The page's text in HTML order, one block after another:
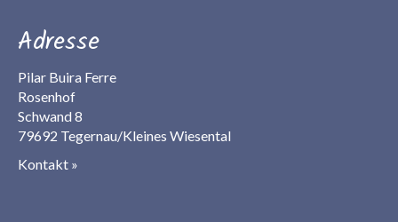
Adresse
Pilar Buira Ferre
Rosenhof
Schwand 8
79692 Tegernau/Kleines Wiesental
Kontakt »